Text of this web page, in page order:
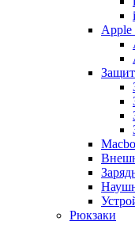
Apple
Рюкзаки